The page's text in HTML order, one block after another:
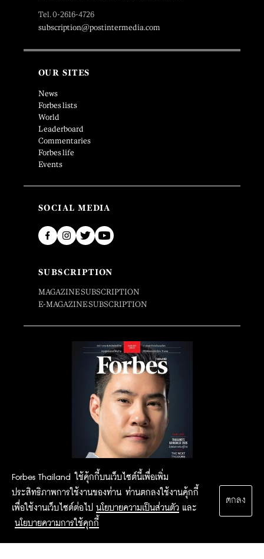
Forbes Thailand ใช้คุ้กกี้บนเว็บไซต์นี้เพื่อเพิ่ม
ประสิทธิภาพการใช้งานของท่าน ท่านตกลงใช้งานคุ้กกี้
เพื่อใช้งานเว็บไซต์ต่อไป นโยบายความเป็นส่วนตัว และ
นโยบายความการใช้คุกกี้
ตกลง
Tel. 0-2616-4726
subscription@postintermedia.com
OUR SITES
News
Forbes lists
World
Leaderboard
Commentaries
Forbes life
Events
SOCIAL MEDIA
SUBSCRIPTION
MAGAZINE SUBSCRIPTION
E-MAGAZINE SUBSCRIPTION
2015 Forbesthailand.com ALL RIGHTS RESERVED